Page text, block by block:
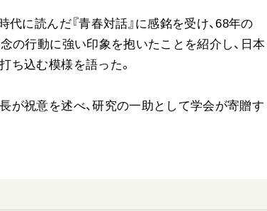
に読んだ『青春対話』に感銘を受け、68年の
の行動に強い印象を抱いたことを紹介し、日本
ち込む模様を語った。
が祝意を述べ、研究の一助として学会が寄贈す